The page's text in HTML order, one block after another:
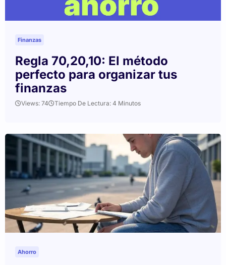
Finanzas
Regla 70,20,10: El método
perfecto para organizar tus
finanzas
Views: 74 Tiempo De Lectura: 4 Minutos
Ahorro